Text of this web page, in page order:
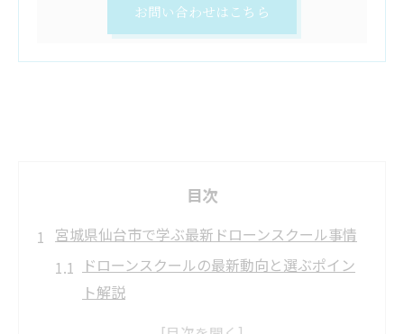
お問い合わせはこちら
目次
宮城県仙台市で学ぶ最新ドローンスクール事情
ドローンスクールの最新動向と選ぶポイン
ト解説
新技術導入で注目のドローンスクールの特